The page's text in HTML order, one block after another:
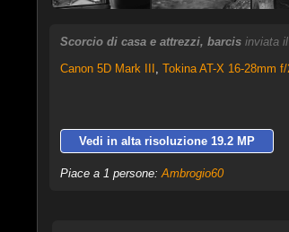
Scorcio di casa e attrezzi, barcis inviata
Canon 5D Mark III , Tokina AT-X 16-28mm
Vedi in alta risoluzione 19.2 MP
Piace a 1 persone:Ambrogio60